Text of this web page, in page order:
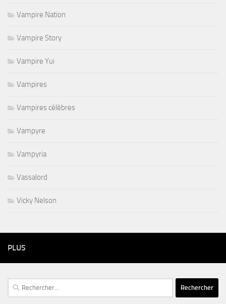
Vampire Nation
Vampire Story
Vampire Yui
Vampires
Vampires célèbres
Vampyre
Vampyria
Vassalord
Vicky Nelson
PLUS
Rechercher :